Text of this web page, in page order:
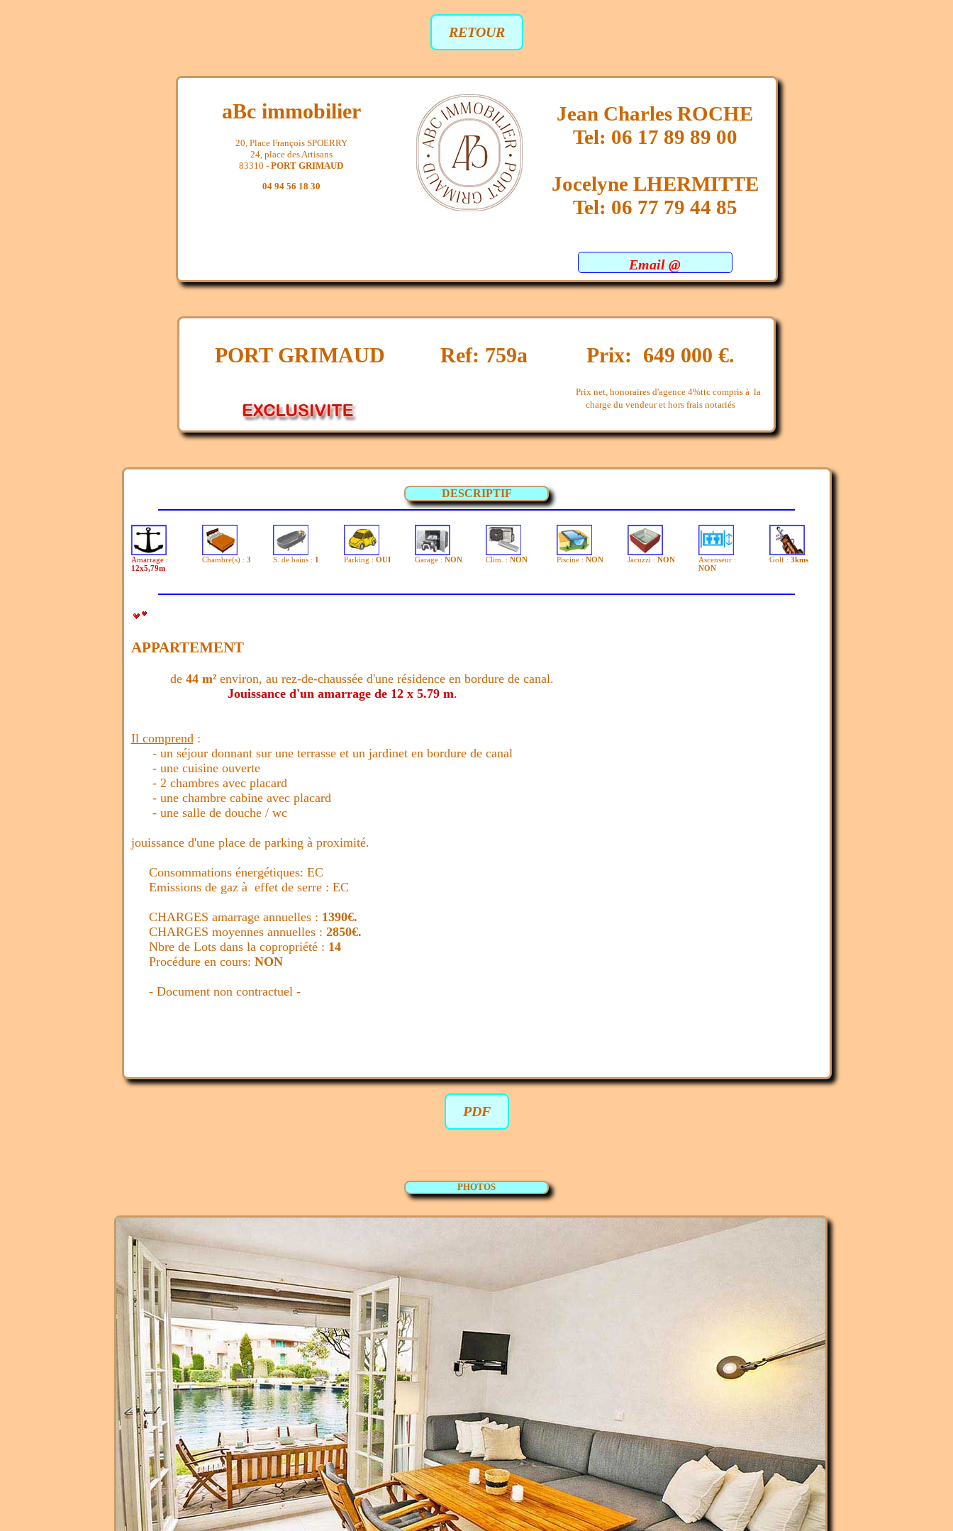
RETOUR
aBc immobilier
20, Place François SPOERRY
24, place des Artisans
83310 - PORT GRIMAUD
04 94 56 18 30
Jean Charles ROCHE
Tel: 06 17 89 89 00
Jocelyne LHERMITTE
Tel: 06 77 79 44 85
Email @
PORT GRIMAUD Ref: 759a Prix: 649 000 €.
Prix net, honoraires d'agence 4%ttc compris à la
charge du vendeur et hors frais notariés
DESCRIPTIF
Amarrage :
12x5,79m
Chambre(s) : 3 S. de bains : 1 Parking : OUI Garage : NON Clim. : NON Piscine : NON Jacuzzi : NON
Ascenseur :
NON
Golf : 3kms
APPARTEMENT
de 44 m²environ, au rez-de-chaussée d'une résidence en bordure de canal.
Jouissance d'un amarrage de 12 x 5.79 m.
Il comprend :
- un séjour donnant sur une terrasse et un jardinet en bordure de canal
- une cuisine ouverte
- 2 chambres avec placard
- une chambre cabine avec placard
- une salle de douche / wc
jouissance d'une place de parking à proximité.
Consommations énergétiques: EC
Emissions de gaz à effet de serre : EC
CHARGES amarrage annuelles : 1390€.
CHARGES moyennes annuelles : 2850€.
Nbre de Lots dans la copropriété : 14
Procédure en cours: NON
- Document non contractuel -
PDF
PHOTOS